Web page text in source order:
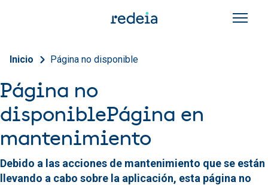
Sobrescribir enlaces de
Inicio Página no disponible
Página no
disponiblePágina en
mantenimiento
Debido a las acciones de mantenimiento que se están
llevando a cabo sobre la aplicación, esta página no